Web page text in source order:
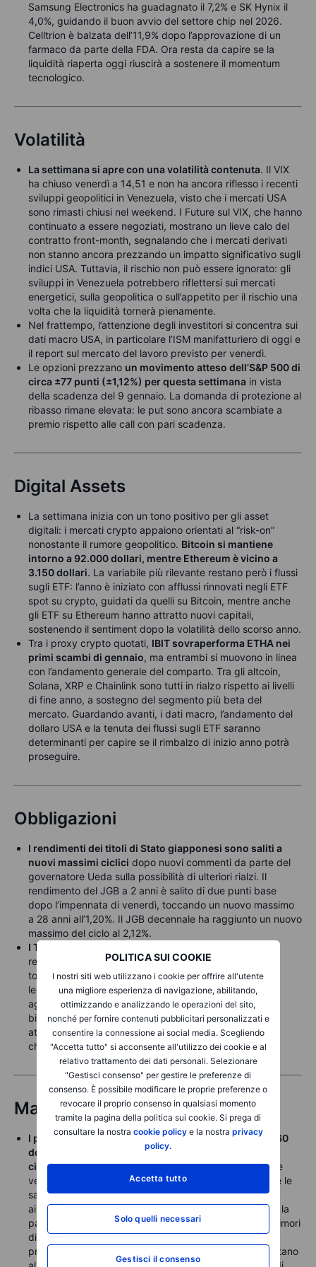
POLITICA SUI COOKIE
I nostri siti web utilizzano i cookie per offrire all'utente
una migliore esperienza di navigazione, abilitando,
ottimizzando e analizzando le operazioni del sito,
nonché per fornire contenuti pubblicitari personalizzati e
consentire la connessione ai social media. Scegliendo
"Accetta tutto" si acconsente all'utilizzo dei cookie e al
relativo trattamento dei dati personali. Selezionare
"Gestisci consenso" per gestire le preferenze di
consenso. È possibile modificare le proprie preferenze o
revocare il proprio consenso in qualsiasi momento
tramite la pagina della politica sui cookie. Si prega di
consultare la nostra cookie policye la nostra privacy
policy.
Accetta tutto
Solo quelli necessari
Gestisci il consenso
Samsung Electronics ha guadagnato il 7,2% e SK Hynix il
4,0%, guidando il buon avvio del settore chip nel 2026.
Celltrion è balzata dell’11,9% dopo l’approvazione di un
farmaco da parte della FDA. Ora resta da capire se la
liquidità riaperta oggi riuscirà a sostenere il momentum
tecnologico.
Volatilità
La settimana si apre con una volatilità contenuta. Il VIX
ha chiuso venerdì a 14,51 e non ha ancora riflesso i recenti
sviluppi geopolitici in Venezuela, visto che i mercati USA
sono rimasti chiusi nel weekend. I Future sul VIX, che hanno
continuato a essere negoziati, mostrano un lieve calo del
contratto front-month, segnalando che i mercati derivati
non stanno ancora prezzando un impatto significativo sugli
indici USA. Tuttavia, il rischio non può essere ignorato: gli
sviluppi in Venezuela potrebbero riflettersi sui mercati
energetici, sulla geopolitica o sull’appetito per il rischio una
volta che la liquidità tornerà pienamente.
Nel frattempo, l’attenzione degli investitori si concentra sui
dati macro USA, in particolare l’ISM manifatturiero di oggi e
il report sul mercato del lavoro previsto per venerdì.
Le opzioni prezzano un movimento atteso dell’S&P 500 di
circa ±77 punti (±1,12%) per questa settimana in vista
della scadenza del 9 gennaio. La domanda di protezione al
ribasso rimane elevata: le put sono ancora scambiate a
premio rispetto alle call con pari scadenza.
Digital Assets
La settimana inizia con un tono positivo per gli asset
digitali: i mercati crypto appaiono orientati al “risk-on”
nonostante il rumore geopolitico. Bitcoin si mantiene
intorno a 92.000 dollari, mentre Ethereum è vicino a
3.150 dollari. La variabile più rilevante restano però i flussi
sugli ETF: l’anno è iniziato con afflussi rinnovati negli ETF
spot su crypto, guidati da quelli su Bitcoin, mentre anche
gli ETF su Ethereum hanno attratto nuovi capitali,
sostenendo il sentiment dopo la volatilità dello scorso anno.
Tra i proxy crypto quotati, IBIT sovraperforma ETHA nei
primi scambi di gennaio, ma entrambi si muovono in linea
con l’andamento generale del comparto. Tra gli altcoin,
Solana, XRP e Chainlink sono tutti in rialzo rispetto ai livelli
di fine anno, a sostegno del segmento più beta del
mercato. Guardando avanti, i dati macro, l’andamento del
dollaro USA e la tenuta dei flussi sugli ETF saranno
determinanti per capire se il rimbalzo di inizio anno potrà
proseguire.
Obbligazioni
I rendimenti dei titoli di Stato giapponesi sono saliti a
nuovi massimi ciclici dopo nuovi commenti da parte del
governatore Ueda sulla possibilità di ulteriori rialzi. Il
rendimento del JGB a 2 anni è salito di due punti base
dopo l’impennata di venerdì, toccando un nuovo massimo
a 28 anni all’1,20%. Il JGB decennale ha raggiunto un nuovo
massimo del ciclo al 2,12%.
I Treasury USA hanno chiuso il 2025 in calo
rendimento del decennale sopra il 4,15%. Venerdì ha
toccato un massimo a 4,19% prima di ritracciare
leggermente lunedì. Il massimo di periodo dallo scorso
agosto si aggira intorno al 4,20%. Il rendimento del
biennale resta vicino ai minimi delle ultime settimane,
attestandosi al 3,465% lunedì, due punti base sopra la
chiusura più bassa registrata dopo il picco di ottobre.
Materie prime
I prezzi del petrolio sono scesi, con il Brent vicino a 60
dollari e il WTI sotto 57 dollari, entrambi ai minimi da
cinque anni. Il mercato valuta la cattura del presidente
venezuelano Maduro, con Trump che ha affermato che le
sanzioni resteranno in vigore mentre le imprese USA
aiuteranno nella ricostruzione. L’OPEC+ ha confermato la
pausa produttiva per il primo trimestre, alimentando i timori
di eccesso di offerta, aggravati dall’incertezza sulla
produzione venezuelana. Le tensioni in Iran rappresentano